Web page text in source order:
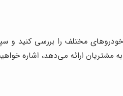
مختلف را بررسی کنید و
مشتریان ارائه می‌دهد، اشاره